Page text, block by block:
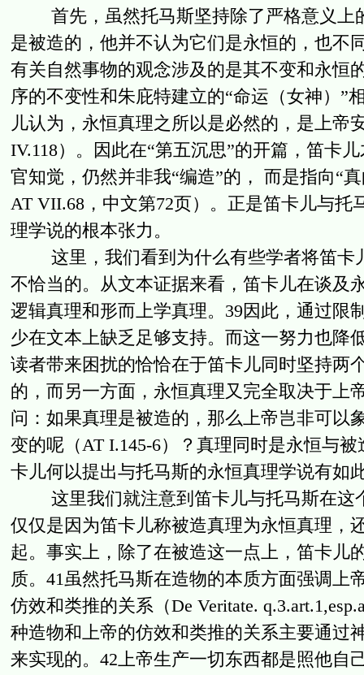
首先，虽然托马斯坚持除了严格意义上
是被造的，他并不认为它们是永恒的，也不
有关自然事物的观念涉及的是其不变和永恒
序的不变性和朱庇特建立的“命运（女神）”
儿认为，永恒真理之所以是必然的，是上帝
IV.118）。因此在“第五沉思”的开篇，笛卡
官知觉，仍然并非我“编造”的， 而是指向“
AT VII.68，中文第72页）。正是笛卡儿与
理学说的根本张力。
这里，我们看到为什么有些学者将笛卡
不恰当的。从文本证据来看，笛卡儿在谈及
逻辑真理和形而上学真理。39因此，通过限
少在文本上缺乏足够支持。而这一努力也降
读者带来困扰的恰恰在于笛卡儿同时坚持两
的，而另一方面，永恒真理又完全取决于上
问：如果真理是被造的，那么上帝岂非可以
变的呢（AT I.145-6）？真理同时是永恒与
卡儿何以提出与托马斯的永恒真理学说有如
这里我们就注意到笛卡儿与托马斯在这
仅仅是因为笛卡儿称被造真理为永恒真理，
起。事实上，除了在被造这一点上，笛卡儿
质。41虽然托马斯在造物的本质方面强调上
仿效和类推的关系（De Veritate.
种造物和上帝的仿效和类推的关系主要通过
来实现的。42上帝生产一切东西都是照他自